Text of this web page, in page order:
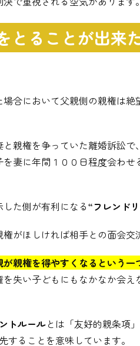
とることが出来
合において父親側の親権は
親権を争っていた離婚訴訟で
妻に年間１００日程度会わせ
た側が有利になる“フレンド
権がほしければ相手との面会
親権を得やすくなるという一
失い子どもにもなかなか会
トルールとは「友好的親条項
することを意味しています。